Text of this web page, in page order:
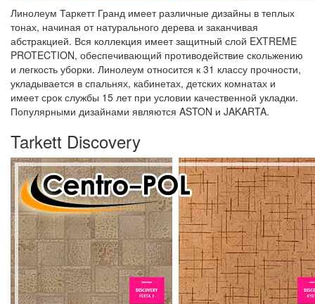
Линолеум Таркетт Гранд имеет различные дизайны в теплых
тонах, начиная от натурального дерева и заканчивая
абстракцией. Вся коллекция имеет защитный слой EXTREME
PROTECTION, обеспечивающий противодействие скольжению
и легкость уборки. Линолеум относится к 31 классу прочности,
укладывается в спальнях, кабинетах, детских комнатах и
имеет срок службы 15 лет при условии качественной укладки.
Популярными дизайнами являются ASTON и JAKARTA.
Tarkett Discovery